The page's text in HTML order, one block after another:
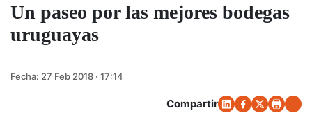
Un paseo por las mejores bodegas
uruguayas
Fecha: 27 Feb 2018 · 17:14
Compartir